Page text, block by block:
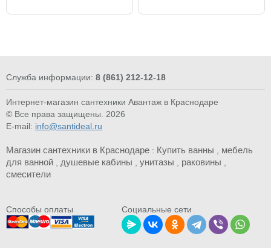
Служба информации: 8 (861) 212-12-18
Интернет-магазин сантехники Авантаж в Краснодаре
© Все права защищены. 2026
E-mail: info@santideal.ru
Магазин сантехники в Краснодаре : Купить ванны
мебель
для ванной
душевые кабины унитазы раковины
смесители
Cпособы оплаты Социальные сети